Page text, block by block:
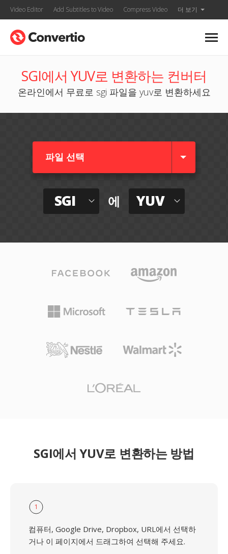
Video Editor Add Subtitles to Video Compress Video 더 보기
SGI에서 YUV로 변환하는 컨버터
온라인에서 무료로 sgi 파일을 yuv로 변환하세요
파일 선택
SGI 에 YUV
SGI에서 YUV로 변환하는 방법
1
컴퓨터, Google Drive, Dropbox, URL에서 선택하
거나 이 페이지에서 드래그하여 선택해 주세요.